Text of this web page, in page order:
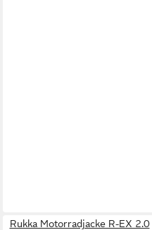
Rukka Motorradjacke R-EX 2.0